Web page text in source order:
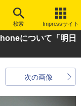
検索 Impressサイト
について「明日
次の画像